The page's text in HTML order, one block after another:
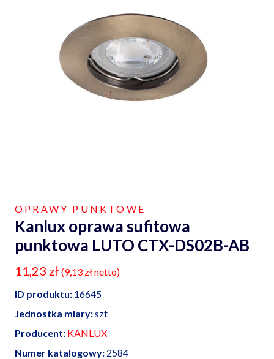
OPRAWY PUNKTOWE
Kanlux oprawa sufitowa
punktowa LUTO CTX-DS02B-AB
11,23 zł (9,13 złnetto)
ID produktu: 16645
Jednostka miary:szt
Producent: KANLUX
Numer katalogowy: 2584